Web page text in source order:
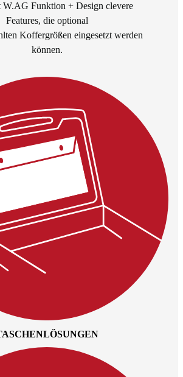
W.AG Funktion + Design clevere
Features, die optional
Koffergrößen eingesetzt werden
können.